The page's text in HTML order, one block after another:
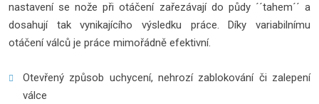
nastavení se nože při otáčení zařezávají do půdy ´´tahem´´ a
dosahují tak vynikajícího výsledku práce. Díky variabilnímu
otáčení válců je práce mimořádně efektivní.
Otevřený způsob uchycení, nehrozí zablokování či zalepení
válce